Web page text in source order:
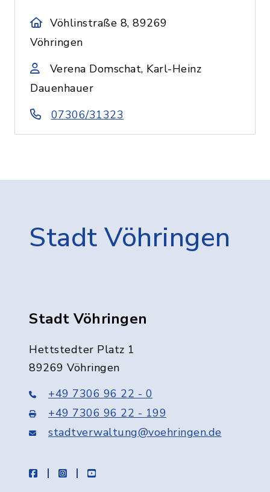
Vöhlinstraße 8, 89269
Vöhringen
Verena Domschat, Karl-Heinz
Dauenhauer
07306/31323
Stadt Vöhringen
Stadt Vöhringen
Hettstedter Platz 1
89269 Vöhringen
+49 7306 96 22 - 0
+49 7306 96 22 - 199
stadtverwaltung@voehringen.de
facebookinstagramyoutube